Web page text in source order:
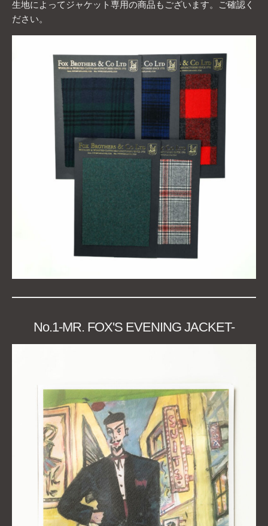
生地によってジャケット専用の商品もございます。ご確認く
ださい。
No.1-MR. FOX'S EVENING JACKET-